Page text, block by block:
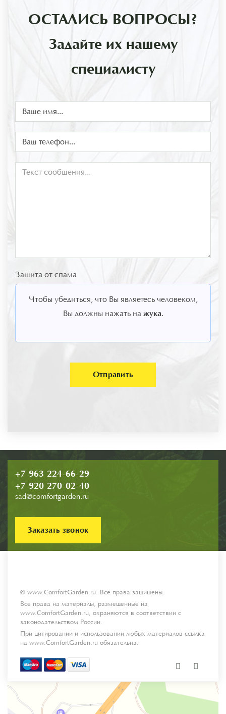
ОСТАЛИСЬ ВОПРОСЫ?
Задайте их нашему
специалисту
Защита от спама
Чтобы убедиться, что Вы являетесь человеком,
Вы должны нажать на жука.
Отправить
+7 963 224-66-29
+7 920 270-02-40
sad@comfortgarden.ru
Заказать звонок
© www.ComfortGarden.ru. Все права защищены.
Все права на материалы, размещенные на
www.ComfortGarden.ru, охраняются в соответствии с
законодательством России.
При цитировании и использовании любых материалов ссылка
на www.ComfortGarden.ru обязательна.